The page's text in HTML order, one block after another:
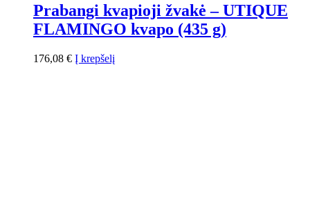
Prabangi kvapioji žvakė – UTIQUE
FLAMINGO kvapo (435 g)
176,08 € Į krepšelį